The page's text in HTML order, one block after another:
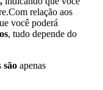
relação aos
você poderá
, tudo depende do
são apenas